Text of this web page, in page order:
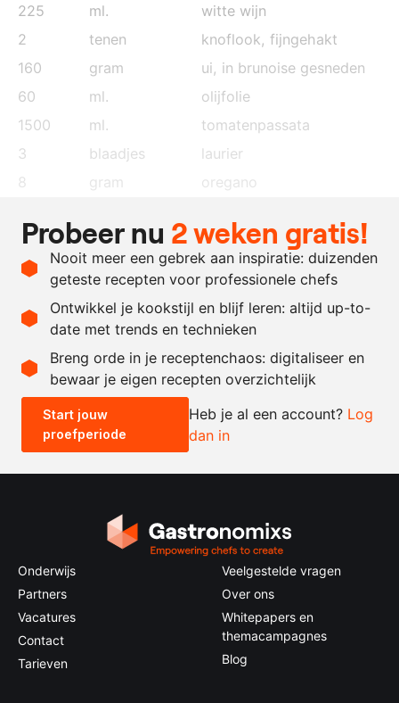
225
ml.
witte wijn
2
tenen knoflook, fijngehakt
160
gram ui, in brunoise gesneden
60
ml.
olijfolie
1500
ml.
tomatenpassata
3
blaadjes
laurier
8
gram
oregano
gram
gemalen peper
750
gram
spaghetti
Recept omrekenen
- +
0.5x 1x 2x
Probeer nu 2 weken gratis!
Nooit meer een gebrek aan inspiratie: duizenden
geteste recepten voor professionele chefs
Ontwikkel je kookstijl en blijf leren: altijd up-to-
date met trends en technieken
Breng orde in je receptenchaos: digitaliseer en
bewaar je eigen recepten overzichtelijk
Start jouw
proefperiode
Heb je al een account? Log
dan in
Onderwijs
Partners
Vacatures
Contact
Tarieven
Veelgestelde vragen
Over ons
Whitepapers en
themacampagnes
Blog